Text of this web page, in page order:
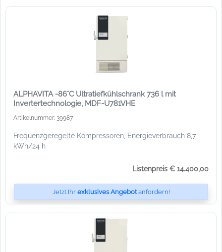
ALPHAVITA -86°C Ultratiefkühlschrank 736 l mit
Invertertechnologie, MDF-U781VHE
Artikelnummer: 39987
Frequenzgeregelte Kompressoren, Energieverbrauch 8,7
kWh/24 h
Listenpreis € 14.400,00
Jetzt Ihr exklusives Angebotanfordern!